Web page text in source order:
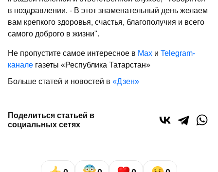
в поздравлении. - В этот знаменательный день желаем
вам крепкого здоровья, счастья, благополучия и всего
самого доброго в жизни".
Не пропустите самое интересное в Max и Telegram-
канале газеты «Республика Татарстан»
Больше статей и новостей в «Дзен»
Поделиться статьей в
социальных сетях